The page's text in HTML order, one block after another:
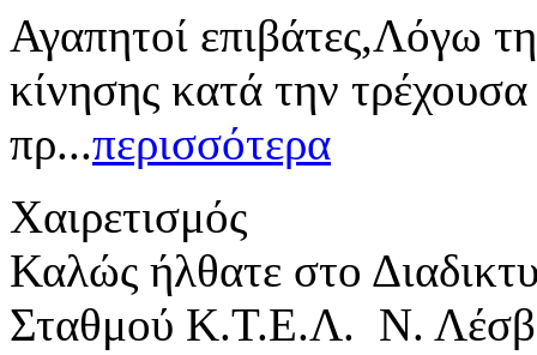
Αγαπητοί επιβάτες,Λόγω
κίνησης κατά την
πρ...περισσότερα
Χαιρετισμός
Καλώς ήλθατε στο
Σταθμού Κ.Τ.Ε.Λ. Ν.